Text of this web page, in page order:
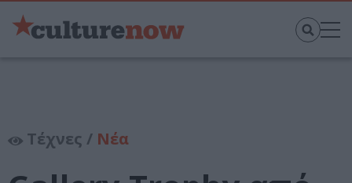
Τέχνες / Νέα